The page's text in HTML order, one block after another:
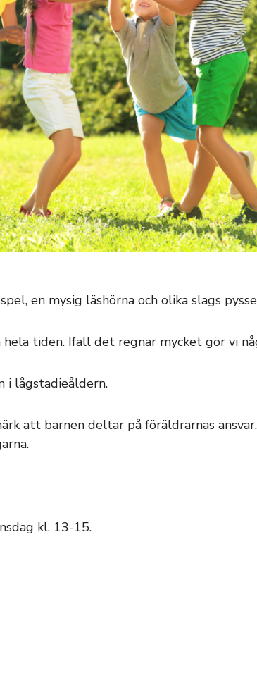
en mysig läshörna och olika slags
tiden. Ifall det regnar mycket gör vi
i lågstadieåldern.
att barnen deltar på föräldrarnas
kl. 13-15.